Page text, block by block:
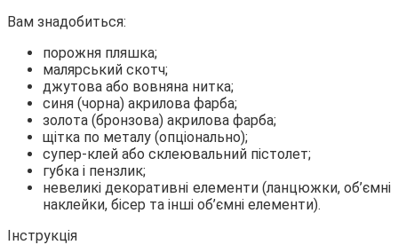
Вам знадобиться:
порожня пляшка;
малярський скотч;
джутова або вовняна нитка;
синя (чорна) акрилова фарба;
золота (бронзова) акрилова фарба;
щітка по металу (опціонально);
супер-клей або склеювальний пістолет;
губка і пензлик;
невеликі декоративні елементи (ланцюжки, об’ємні
наклейки, бісер та інші об’ємні елементи).
Інструкція